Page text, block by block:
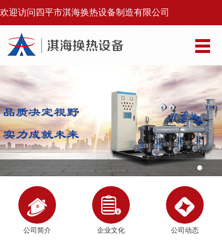
欢迎访问四平市淇海换热设备制造有限公司

公司简介

企业文化

公司动态